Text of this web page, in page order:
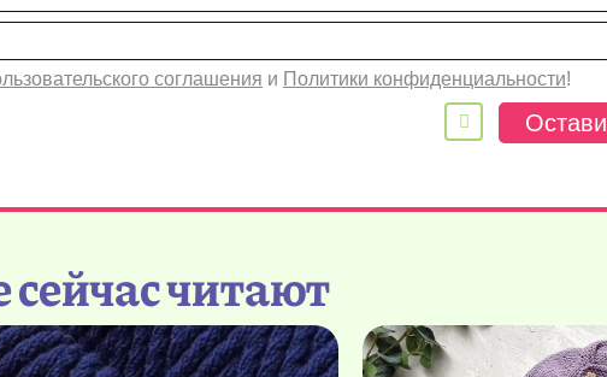
соглашения и Политики конфиденциальности!
читают